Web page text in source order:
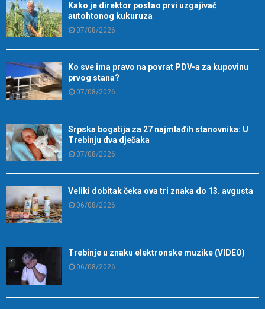
Kako je direktor postao prvi uzgajivač
autohtonog kukuruza
07/08/2026
Ko sve ima pravo na povrat PDV-a za kupovinu
prvog stana?
07/08/2026
Srpska bogatija za 27 najmlađih stanovnika: U
Trebinju dva dječaka
07/08/2026
Veliki dobitak čeka ova tri znaka do 13. avgusta
06/08/2026
Trebinje u znaku elektronske muzike (VIDEO)
06/08/2026